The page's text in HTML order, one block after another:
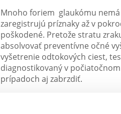
Mnoho foriem glaukómu nemá
zaregistrujú príznaky až v
poškodené. Pretože stratu
absolvovať preventívne očné
vyšetrenie odtokových ciest,
diagnostikovaný v
prípadoch aj zabrzdiť.